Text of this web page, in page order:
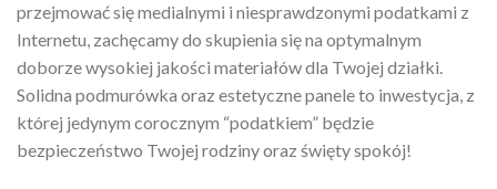
przejmować się medialnymi i niesprawdzonymi podatkami z
Internetu, zachęcamy do skupienia się na optymalnym
doborze wysokiej jakości materiałów dla Twojej działki.
Solidna podmurówka oraz estetyczne panele to inwestycja, z
której jedynym corocznym “podatkiem” będzie
bezpieczeństwo Twojej rodziny oraz święty spokój!